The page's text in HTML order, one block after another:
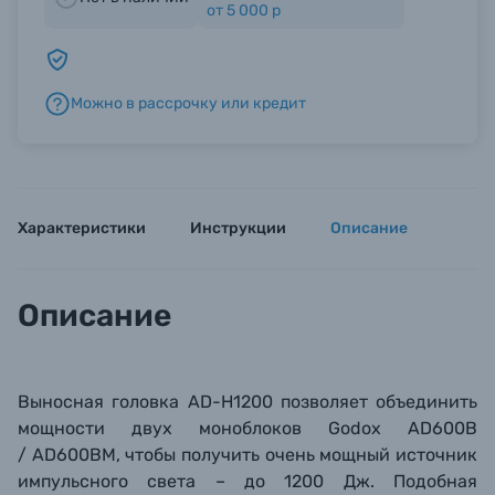
Б/У фототехника (Комиссионные товары)
от 5 000 р
Можно в рассрочку или кредит
Характеристики Инструкции Описание
Описание
Выносная головка AD-H1200 позволяет объединить
мощности двух моноблоков Godox AD600B
/ AD600BM, чтобы получить очень мощный источник
импульсного света – до 1200 Дж. Подобная